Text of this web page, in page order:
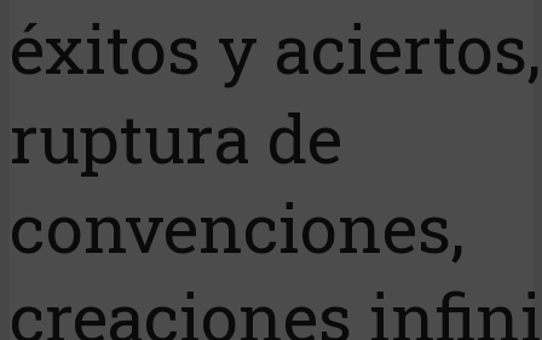
éxitos y aciertos,
ruptura de
convenciones,
creaciones